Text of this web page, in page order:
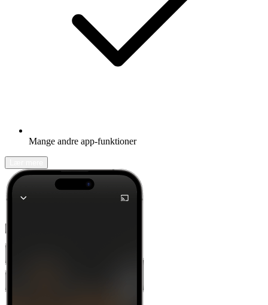
Mange andre app-funktioner